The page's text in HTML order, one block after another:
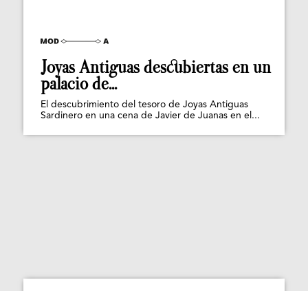
Joyas Antiguas descubiertas en un
palacio de...
El descubrimiento del tesoro de Joyas Antiguas
Sardinero en una cena de Javier de Juanas en el...